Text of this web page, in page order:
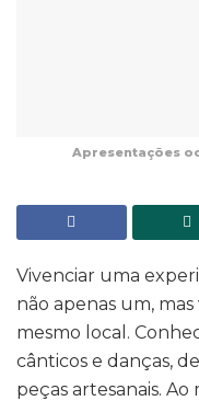
Apresentações
Vivenciar uma
não apenas um,
mesmo local.
cânticos e danças,
peças artesanais.